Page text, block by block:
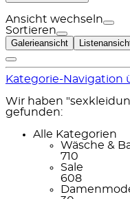
Ansicht wechseln
Sortieren
Galerieansicht
Kategorie-Navigation
Wir haben
gefunden:
Alle Kategorien
Wäsche &
710
Sale
608